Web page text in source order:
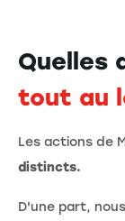
Quelles
tout au
Les actions de
distincts.
D'une part,